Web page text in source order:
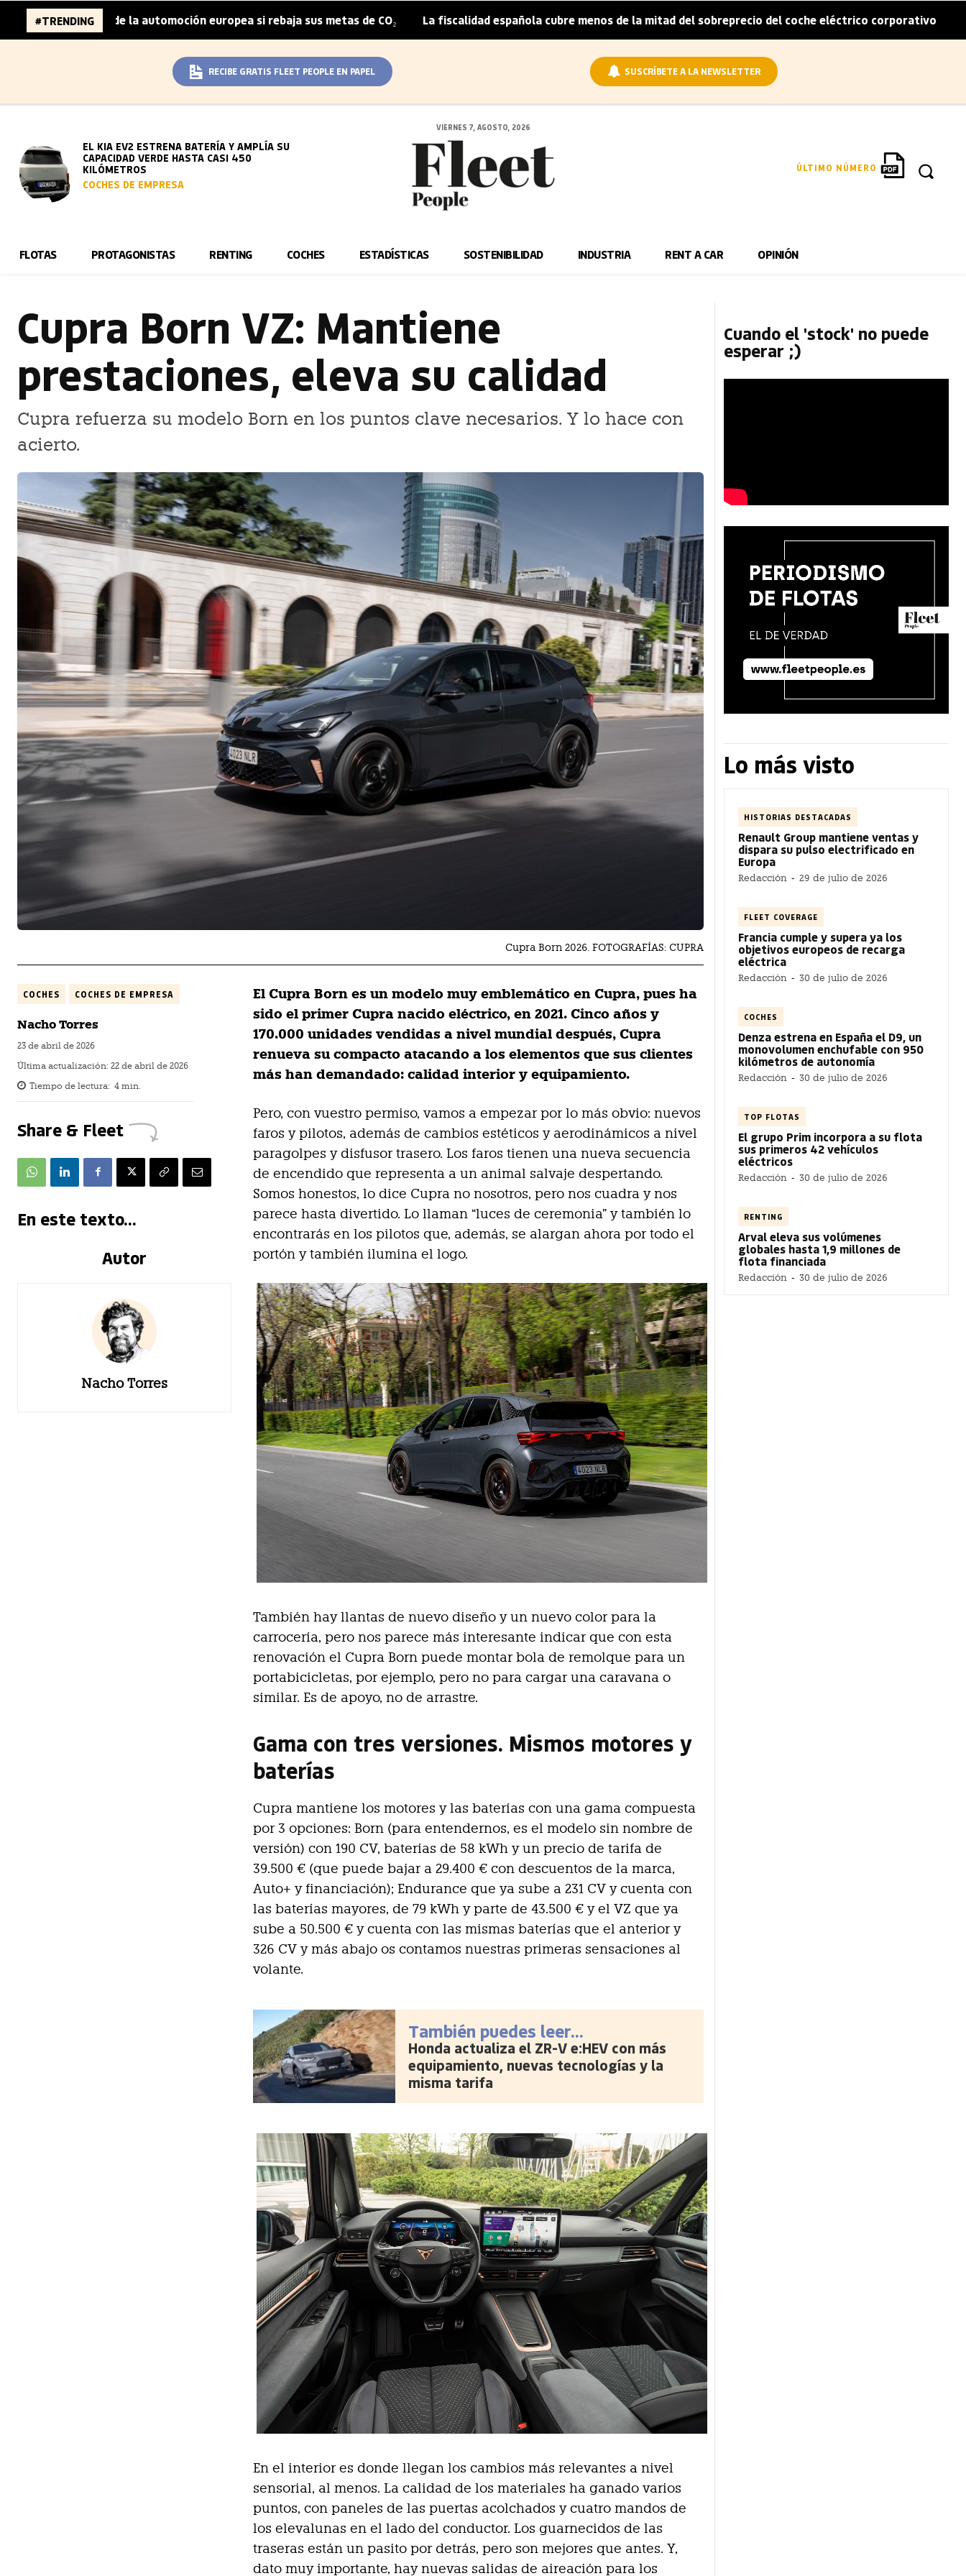
#TRENDING
de la automoción europea si rebaja sus metas de CO₂ | La fiscalidad española cubre menos de la mitad del sobreprecio del coche eléctrico corporativo | Arval
RECIBE GRATIS FLEET PEOPLE EN PAPEL SUSCRÍBETE A LA NEWSLETTER
EL KIA EV2 ESTRENA BATERÍA Y AMPLÍA SU
CAPACIDAD VERDE HASTA CASI 450
KILÓMETROS
COCHES DE EMPRESA
VIERNES 7, AGOSTO, 2026
ÚLTIMO NÚMERO
FLOTAS PROTAGONISTAS RENTING COCHES ESTADÍSTICAS SOSTENIBILIDAD INDUSTRIA RENT A CAR OPINIÓN
Cupra Born VZ: Mantiene
prestaciones, eleva su calidad
Cupra refuerza su modelo Born en los puntos clave necesarios. Y lo hace con
acierto.
Cupra Born 2026. FOTOGRAFÍAS: CUPRA
COCHES COCHES DE EMPRESA
Nacho Torres
23 de abril de 2026
Última actualización: 22 de abril de 2026
Tiempo de lectura: 4 min.
Share & Fleet
En este texto...
Autor
Nacho Torres
El Cupra Born es un modelo muy emblemático en Cupra, pues ha
sido el primer Cupra nacido eléctrico, en 2021. Cinco años y
170.000 unidades vendidas a nivel mundial después, Cupra
renueva su compacto atacando a los elementos que sus clientes
más han demandado: calidad interior y equipamiento.
Pero, con vuestro permiso, vamos a empezar por lo más obvio: nuevos
faros y pilotos, además de cambios estéticos y aerodinámicos a nivel
paragolpes y disfusor trasero. Los faros tienen una nueva secuencia
de encendido que representa a un animal salvaje despertando.
Somos honestos, lo dice Cupra no nosotros, pero nos cuadra y nos
parece hasta divertido. Lo llaman “luces de ceremonia” y también lo
encontrarás en los pilotos que, además, se alargan ahora por todo el
portón y también ilumina el logo.
También hay llantas de nuevo diseño y un nuevo color para la
carrocería, pero nos parece más interesante indicar que con esta
renovación el Cupra Born puede montar bola de remolque para un
portabicicletas, por ejemplo, pero no para cargar una caravana o
similar. Es de apoyo, no de arrastre.
Gama con tres versiones. Mismos motores y
baterías
Cupra mantiene los motores y las baterías con una gama compuesta
por 3 opciones: Born (para entendernos, es el modelo sin nombre de
versión) con 190 CV, baterías de 58 kWh y un precio de tarifa de
39.500 € (que puede bajar a 29.400 € con descuentos de la marca,
Auto+ y financiación); Endurance que ya sube a 231 CV y cuenta con
las baterías mayores, de 79 kWh y parte de 43.500 € y el VZ que ya
sube a 50.500 € y cuenta con las mismas baterías que el anterior y
326 CV y más abajo os contamos nuestras primeras sensaciones al
volante.
También puedes leer...
Honda actualiza el ZR-V e:HEV con más
equipamiento, nuevas tecnologías y la
misma tarifa
En el interior es donde llegan los cambios más relevantes a nivel
sensorial, al menos. La calidad de los materiales ha ganado varios
puntos, con paneles de las puertas acolchados y cuatro mandos de
los elevalunas en el lado del conductor. Los guarnecidos de las
traseras están un pasito por detrás, pero son mejores que antes. Y,
dato muy importante, hay nuevas salidas de aireación para los
Cuando el 'stock' no puede
esperar ;)
Lo más visto
HISTORIAS DESTACADAS
Renault Group mantiene ventas y
dispara su pulso electrificado en
Europa
Redacción - 29 de julio de 2026
FLEET COVERAGE
Francia cumple y supera ya los
objetivos europeos de recarga
eléctrica
Redacción - 30 de julio de 2026
COCHES
Denza estrena en España el D9, un
monovolumen enchufable con 950
kilómetros de autonomía
Redacción - 30 de julio de 2026
TOP FLOTAS
El grupo Prim incorpora a su flota
sus primeros 42 vehículos
eléctricos
Redacción - 30 de julio de 2026
RENTING
Arval eleva sus volúmenes
globales hasta 1,9 millones de
flota financiada
Redacción - 30 de julio de 2026